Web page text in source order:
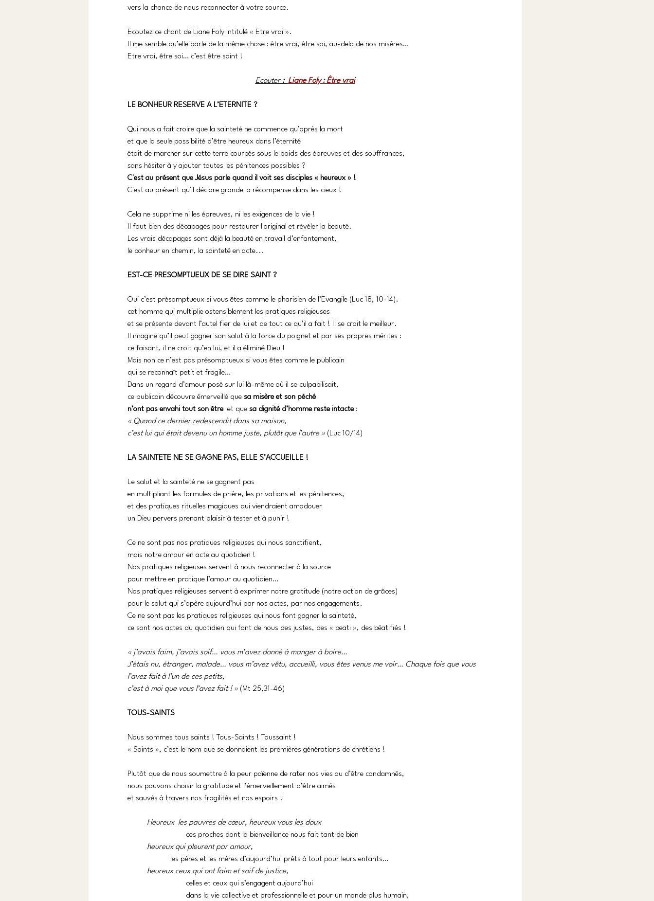
vers la chance de nous reconnecter à votre source.
Ecoutez ce chant de Liane Foly intitulé « Etre vrai ».
Il me semble qu’elle parle de la même chose : être vrai, être soi, au-dela de nos misères…
Etre vrai, être soi… c’est être saint !
Ecouter : Liane Foly : Être vrai
LE BONHEUR RESERVE A L’ETERNITE ?
Qui nous a fait croire que la sainteté ne commence qu’après la mort
et que la seule possibilité d’être heureux dans l’éternité
était de marcher sur cette terre courbés sous le poids des épreuves et des souffrances,
sans hésiter à y ajouter toutes les pénitences possibles ?
C'est au présent que Jésus parle quand il voit ses disciples « heureux » !
C'est au présent qu'il déclare grande la récompense dans les cieux !
Cela ne supprime ni les épreuves, ni les exigences de la vie !
Il faut bien des décapages pour restaurer l'original et révéler la beauté.
Les vrais décapages sont déjà la beauté en travail d’enfantement,
le bonheur en chemin, la sainteté en acte...
EST-CE PRESOMPTUEUX DE SE DIRE SAINT ?
Oui c’est présomptueux si vous êtes comme le pharisien de l’Evangile (Luc 18, 10-14).
cet homme qui multiplie ostensiblement les pratiques religieuses
et se présente devant l’autel fier de lui et de tout ce qu’il a fait ! Il se croit le meilleur.
Il imagine qu’il peut gagner son salut à la force du poignet et par ses propres mérites :
ce faisant, il ne croit qu’en lui, et il a éliminé Dieu !
Mais non ce n’est pas présomptueux si vous êtes comme le publicain
qui se reconnaît petit et fragile…
Dans un regard d’amour posé sur lui là-même où il se culpabilisait,
ce publicain découvre émerveillé que sa misère et son péché
n’ont pas envahi tout son être et que sa dignité d’homme reste intacte :
« Quand ce dernier redescendit dans sa maison,
c’est lui qui était devenu un homme juste, plutôt que l’autre » (Luc 10/14)
LA SAINTETE NE SE GAGNE PAS, ELLE S’ACCUEILLE !
Le salut et la sainteté ne se gagnent pas
en multipliant les formules de prière, les privations et les pénitences,
et des pratiques rituelles magiques qui viendraient amadouer
un Dieu pervers prenant plaisir à tester et à punir !
Ce ne sont pas nos pratiques religieuses qui nous sanctifient,
mais notre amour en acte au quotidien !
Nos pratiques religieuses servent à nous reconnecter à la source
pour mettre en pratique l’amour au quotidien…
Nos pratiques religieuses servent à exprimer notre gratitude (notre action de grâces)
pour le salut qui s’opère aujourd’hui par nos actes, par nos engagements.
Ce ne sont pas les pratiques religieuses qui nous font gagner la sainteté,
ce sont nos actes du quotidien qui font de nous des justes, des « beati », des béatifiés !
« j’avais faim, j’avais soif… vous m’avez donné à manger à boire…
J’étais nu, étranger, malade… vous m’avez vêtu, accueilli, vous êtes venus me voir… Chaque fois que vous
l’avez fait à l’un de ces petits,
c’est à moi que vous l’avez fait ! » (Mt 25,31-46)
TOUS-SAINTS
Nous sommes tous saints ! Tous-Saints ! Toussaint !
« Saints », c’est le nom que se donnaient les premières générations de chrétiens !
Plutôt que de nous soumettre à la peur païenne de rater nos vies ou d’être condamnés,
nous pouvons choisir la gratitude et l’émerveillement d’être aimés
et sauvés à travers nos fragilités et nos espoirs !
Heureux  les pauvres de cœur, heureux vous les doux
ces proches dont la bienveillance nous fait tant de bien
heureux qui pleurent par amour,
les pères et les mères d’aujourd’hui prêts à tout pour leurs enfants…
heureux ceux qui ont faim et soif de justice,
celles et ceux qui s’engagent aujourd’hui
dans la vie collective et professionnelle et pour un monde plus humain,